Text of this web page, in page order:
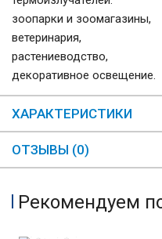
зоопарки и зоомагазины,
ветеринария,
растениеводство,
декоративное освещение.
ХАРАКТЕРИСТИКИ
ОТЗЫВЫ (0)
Рекомендуем